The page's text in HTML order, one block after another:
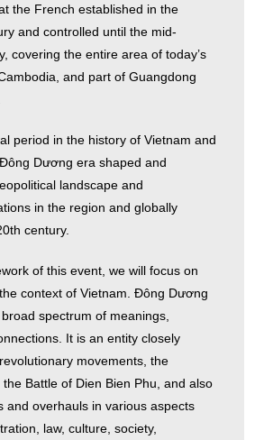
the French established in the
and controlled until the mid-
covering the entire area of today’s
and part of Guangdong
period in the history of Vietnam and
Dương era shaped and
landscape and
in the region and globally
century.
of this event, we will focus on
context of Vietnam. Đông Dương
spectrum of meanings,
It is an entity closely
movements, the
the Battle of Dien Bien Phu, and also
and overhauls in various aspects
law, culture, society,